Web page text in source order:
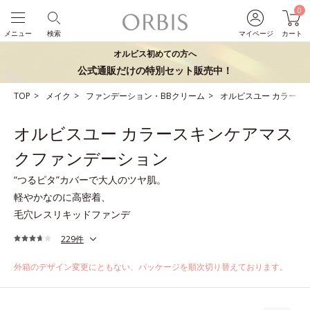
マイページ
0
カート
検索
メニュー
オルビス初めての方へ
公式通販だけの特別セット販売中！
TOP メイク ファンデーション・BBクリーム オルビスユー カラース
オルビスユー カラースキンケアマス
クファンデーション
“つるピタ”カバーで大人のツヤ肌。
軽やかなのに高密着、
毛穴レスリキッドファンデ
229件
外箱のデザイン変更にともない、パッケージを順次切り替えております。